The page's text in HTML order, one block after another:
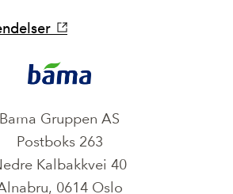
Bama Gruppen AS
Postboks 263
Kalbakkvei 40
0614 Oslo